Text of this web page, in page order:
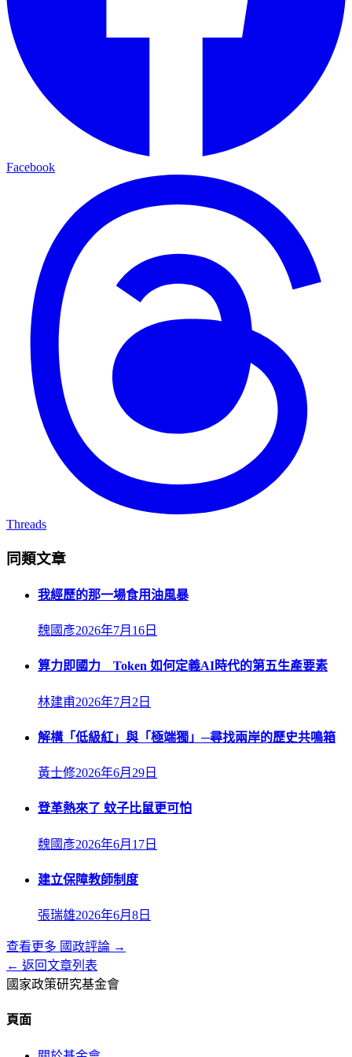
Facebook
Threads
同類文章
我經歷的那一場食用油風暴
魏國彥2026年7月16日
算力即國力 Token 如何定義AI時代的第五生產要素
林建甫2026年7月2日
解構「低級紅」與「極端獨」─尋找兩岸的歷史共鳴箱
黃士修2026年6月29日
登革熱來了 蚊子比鼠更可怕
魏國彥2026年6月17日
建立保障教師制度
張瑞雄2026年6月8日
查看更多 國政評論 →
← 返回文章列表
國家政策研究基金會
頁面